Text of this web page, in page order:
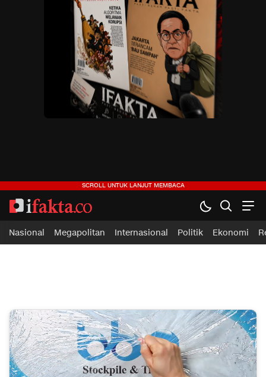
ifakta.co
#pastibenar
Nasional Megapolitan Internasional Politik Ekonomi